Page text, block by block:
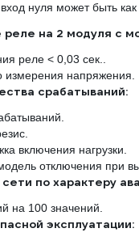
нуля может быть как
реле на 2 модуля с
реле < 0,03 сек..
измерения напряжения.
срабатываний:
включения нагрузки.
отключения при
по характеру
на 100 значений.
эксплуатации: